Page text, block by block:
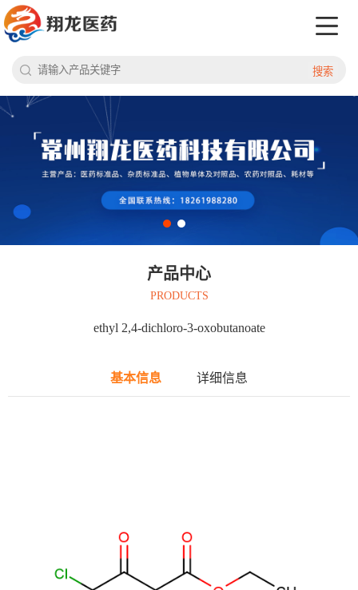
搜索
产品中心
PRODUCTS
ethyl 2,4-dichloro-3-oxobutanoate
基本信息 详细信息